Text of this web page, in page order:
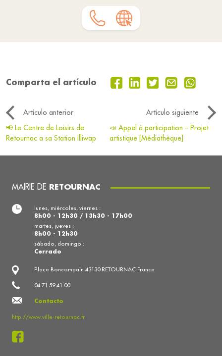
Comparta el artículo
Artículo anterior
Artículo siguiente
📢 Le Centre de Loisirs de
Retournac a sa Station Illiwap
📣 Appel à participation – Projet
artistique [Médiathèque]
MAIRIE DE RETOURNAC
Place Boncompain 43130 RETOURNAC France
04 71 59 41 00
Contacto
http://www.ville-retournac.fr
lunes, miércoles, viernes :
8h00 - 12h30 / 13h30 - 17h00
martes, jueves :
8h00 - 12h30
sábado, domingo :
Cerrado